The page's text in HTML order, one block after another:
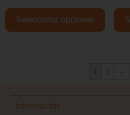
Seleccionar opciones
1 2 →
Información